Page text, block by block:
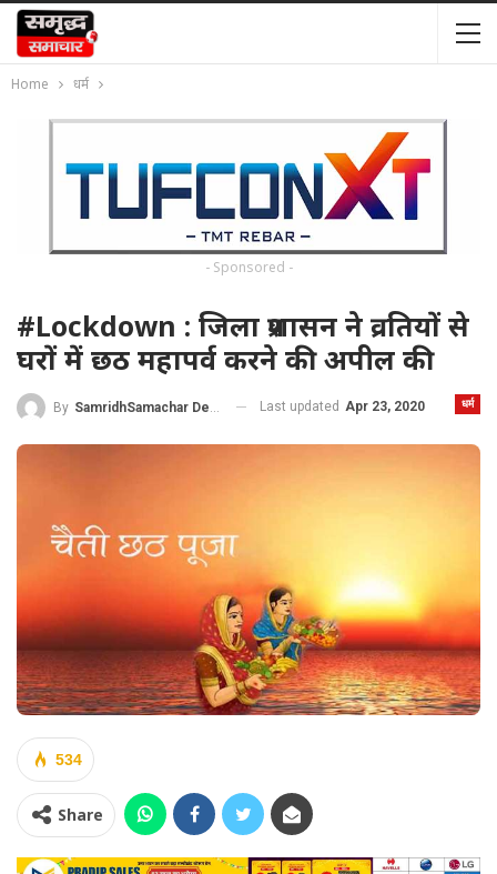
Home धर्म
- Sponsored -
#lockdown : जिला प्रशासन ने व्रतियों से
घरों में छठ महापर्व करने की अपील की
धर्म
By SamridhSamachar Desk Last updated Apr 23, 2020
534
Share